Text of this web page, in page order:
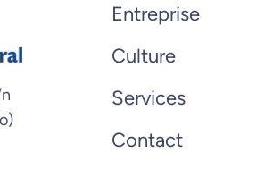
Entreprise
Culture
Services
Contact